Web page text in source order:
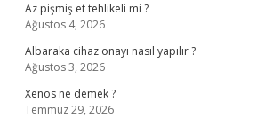
Az pişmiş et tehlikeli mi ?
Ağustos 4, 2026
Albaraka cihaz onayı nasıl yapılır ?
Ağustos 3, 2026
Xenos ne demek ?
Temmuz 29, 2026